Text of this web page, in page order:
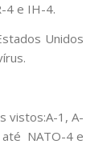
4 e IH-4.
Unidos
vistos:A-1, A-
até NATO-4 e